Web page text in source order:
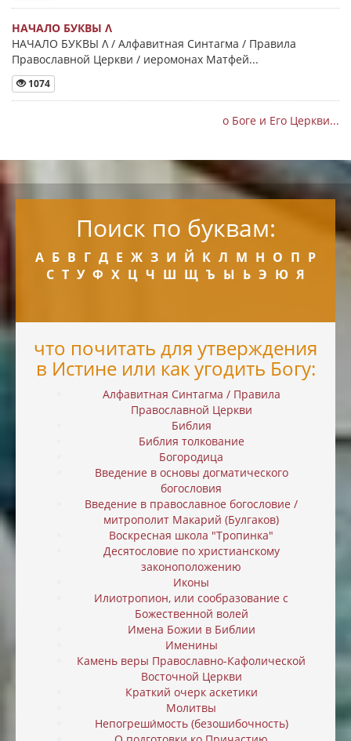
НАЧАЛО БУКВЫ Λ
НАЧАЛО БУКВЫ Λ / Алфавитная Синтагма / Правила
Православной Церкви / иеромонах Матфей...
1074
о Боге и Его Церкви...
Поиск по буквам:
А Б В Г Д Е Ж З И Й К Л М Н О П Р
С Т У Ф Х Ц Ч Ш Щ Ъ Ы Ь Э Ю Я
что почитать для утверждения
в Истине или как угодить Богу:
Алфавитная Синтагма / Правила
Православной Церкви
Библия
Библия толкование
Богородица
Введение в основы догматического
богословия
Введение в православное богословие /
митрополит Макарий (Булгаков)
Воскресная школа "Тропинка"
Десятословие по христианскому
законоположению
Иконы
Илиотропион, или cообразование с
Божественной волей
Имена Божии в Библии
Именины
Камень веры Православно-Кафолической
Восточной Церкви
Краткий очерк аскетики
Молитвы
Непогреши́мость (безошибочность)